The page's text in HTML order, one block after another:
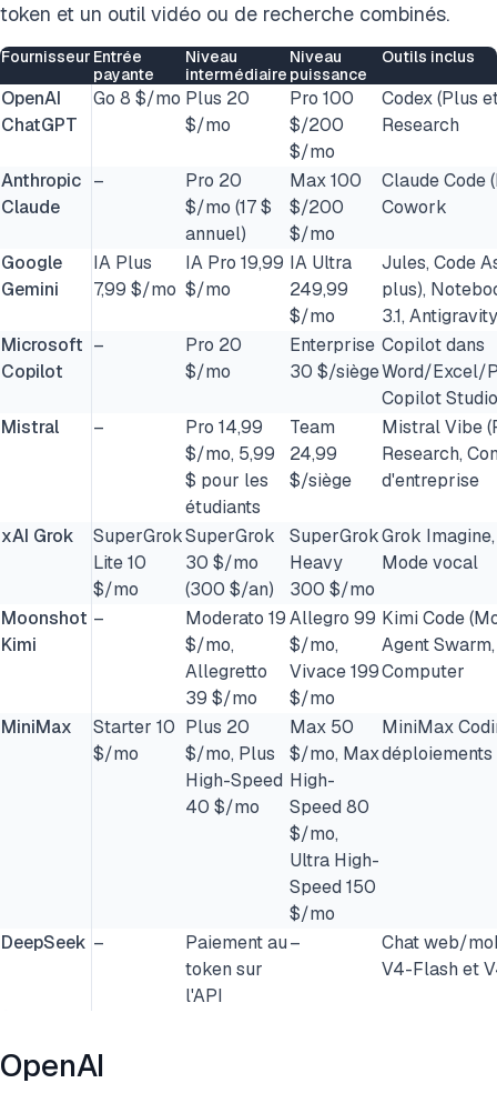
token et un outil vidéo ou de recherche combinés.
Fournisseur Entrée
payante
Niveau
intermédiaire
Niveau
puissance
Outils inclus
OpenAI
ChatGPT
Go 8 $/mo Plus 20
$/mo
Pro 100
$/200
$/mo
Codex (Plus
Research
Anthropic
Claude
–
Pro 20
$/mo (17 $
annuel)
Max 100
$/200
$/mo
Claude Code
Cowork
Google
Gemini
IA Plus
7,99 $/mo
IA Pro 19,99
$/mo
IA Ultra
249,99
$/mo
Jules, Code
plus),
3.1, Antigravity
Microsoft
Copilot
–
Pro 20
$/mo
Enterprise
30 $/siège
Copilot dans
Word/Excel/
Copilot Studio
Mistral
–
Pro 14,99
$/mo, 5,99
$ pour les
étudiants
Team
24,99
$/siège
Mistral Vibe
Research,
d'entreprise
xAI Grok
SuperGrok
Lite 10
$/mo
SuperGrok
30 $/mo
(300 $/an)
SuperGrok
Heavy
300 $/mo
Grok
Mode vocal
Moonshot
Kimi
–
Moderato 19
$/mo,
Allegretto
39 $/mo
Allegro 99
$/mo,
Vivace 199
$/mo
Kimi Code
Agent
Computer
MiniMax
Starter 10
$/mo
Plus 20
$/mo, Plus
High-Speed
40 $/mo
Max 50
$/mo, Max
High-
Speed 80
$/mo,
Ultra High-
Speed 150
$/mo
MiniMax
DeepSeek –
Paiement au
token sur
l'API
–
Chat web/
V4-Flash et
OpenAI